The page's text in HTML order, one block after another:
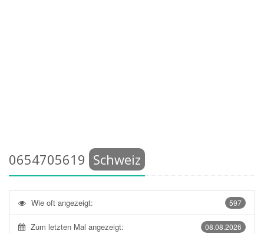
0654705619 Schweiz
597
Wie oft angezeigt:
08.08.2026
Zum letzten Mal angezeigt: